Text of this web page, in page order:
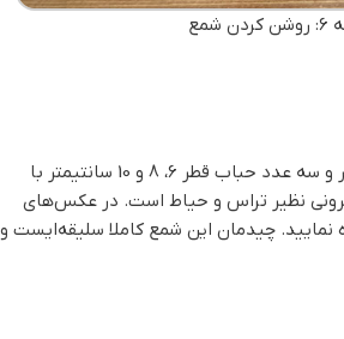
به ارتفاع 20، 24 و 28 سانتیمتر و سه عدد حباب قطر 6، 8 و 10 سانتیمتر با
نظیر تراس و حیاط است. در عکس‌های
چیدمان این شمع کاملا سلیقه‌ایست و